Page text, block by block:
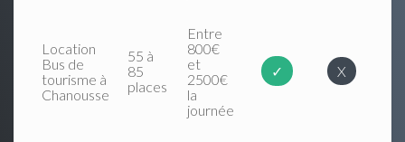
Location
Bus de
tourisme à
Chanousse
55 à
85
places
Entre
800€
et
2500€
la
journée
✓ X